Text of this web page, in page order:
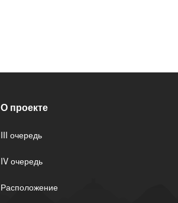
О проекте
III очередь
IV очередь
Расположение